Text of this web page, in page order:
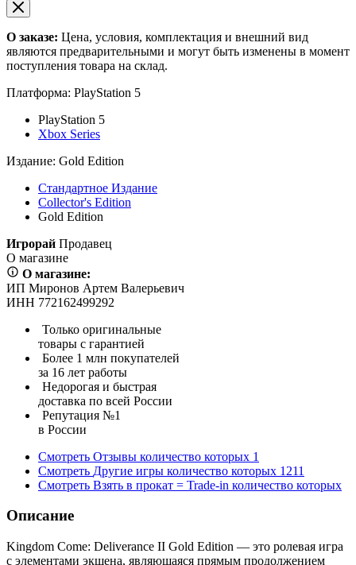
О заказе: Цена, условия, комплектация и внешний вид
являются предварительными и могут быть изменены в момент
поступления товара на склад.
Платформа: PlayStation 5
PlayStation 5
Xbox Series
Издание: Gold Edition
Стандартное Издание
Collector's Edition
Gold Edition
Игрорай Продавец
О магазине
О магазине:
ИП Миронов Артем Валерьевич
ИНН 772162499292
Только оригинальные
товары с гарантией
Более 1 млн покупателей
за 16 лет работы
Недорогая и быстрая
доставка по всей России
Репутация №1
в России
Смотреть Отзывы количество которых 1
Смотреть Другие игры количество которых 1211
Смотреть Взять в прокат = Trade-in количество которых
Описание
Kingdom Come: Deliverance II Gold Edition — это ролевая игра
с элементами экшена, являющаяся прямым продолжением